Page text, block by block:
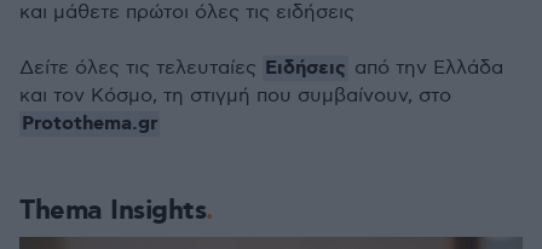
Thema Insights
και μάθετε πρώτοι όλες τις ειδήσεις
Δείτε όλες τις τελευταίες Ειδήσεις από την Ελλάδα
και τον Κόσμο, τη στιγμή που συμβαίνουν, στο
Protothema.gr